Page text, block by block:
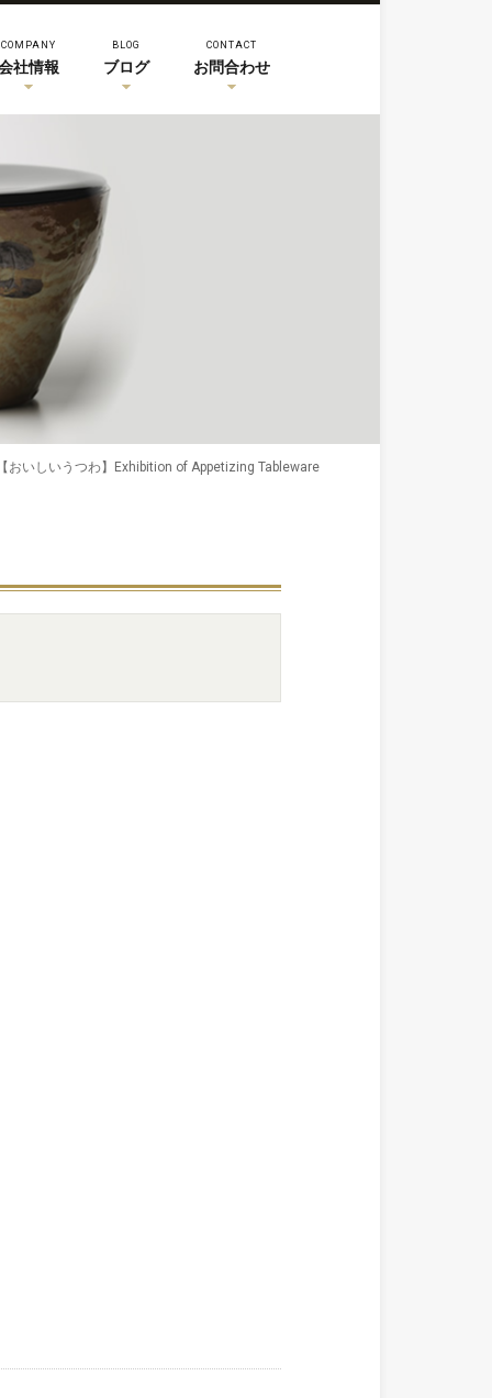
COMPANY
社情報
BLOG
ブログ
CONTACT
お問合わせ
おいしいうつわ】Exhibition of Appetizing Tableware